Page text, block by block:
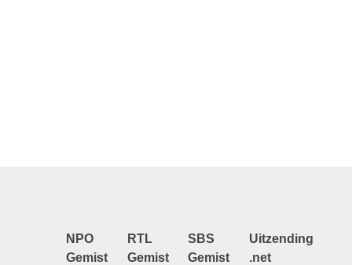
NPO
Gemist
RTL
Gemist
SBS
Gemist
Uitzending
.net